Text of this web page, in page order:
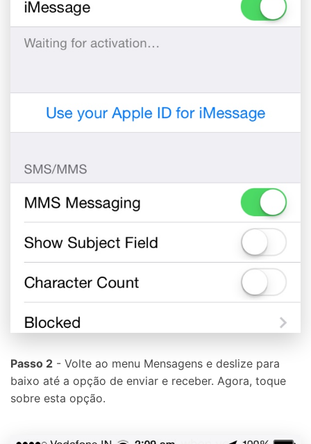
Passo 2 - Volte ao menu Mensagens e deslize para
baixo até a opção de enviar e receber. Agora, toque
sobre esta opção.